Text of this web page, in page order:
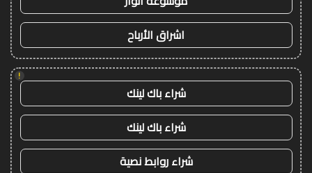
اشراق الأرباح
!
شراء باك لينك
شراء باك لينك
شراء روابط نصية